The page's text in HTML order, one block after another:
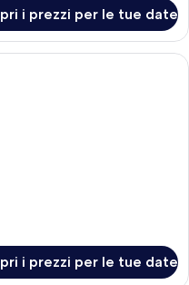
i prezzi per le tue date
letto rifatto con cura, con una
i prezzi per le tue date